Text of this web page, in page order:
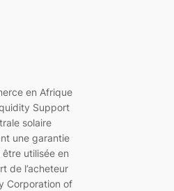
en Afrique
Support
solaire
une garantie
utilisée en
de l’acheteur
Corporation of